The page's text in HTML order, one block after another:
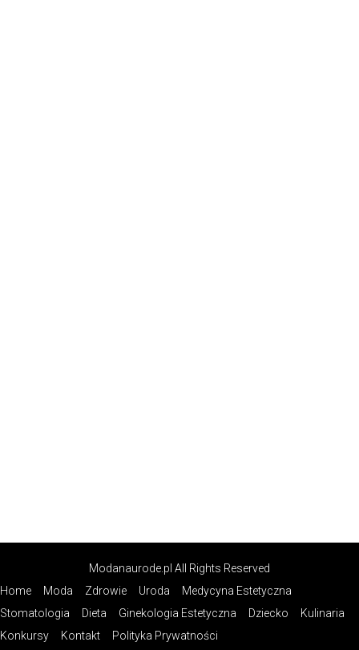
Modanaurode.pl All Rights Reserved
Home
Moda Zdrowie Uroda
Medycyna Estetyczna
Stomatologia
Dieta Ginekologia Estetyczna Dziecko
Kulinaria
Konkursy
Kontakt Polityka Prywatności